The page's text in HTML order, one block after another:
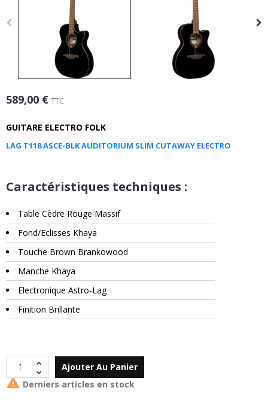
589,00 € TTC
GUITARE ELECTRO FOLK
LAG T118 ASCE-BLK AUDITORIUM SLIM CUTAWAY ELECTRO
Caractéristiques techniques :
Table Cèdre Rouge Massif
Fond/Eclisses Khaya
Touche Brown Brankowood
Manche Khaya
Electronique Astro-Lag
Finition Brillante
Ajouter Au Panier
 Derniers articles en stock